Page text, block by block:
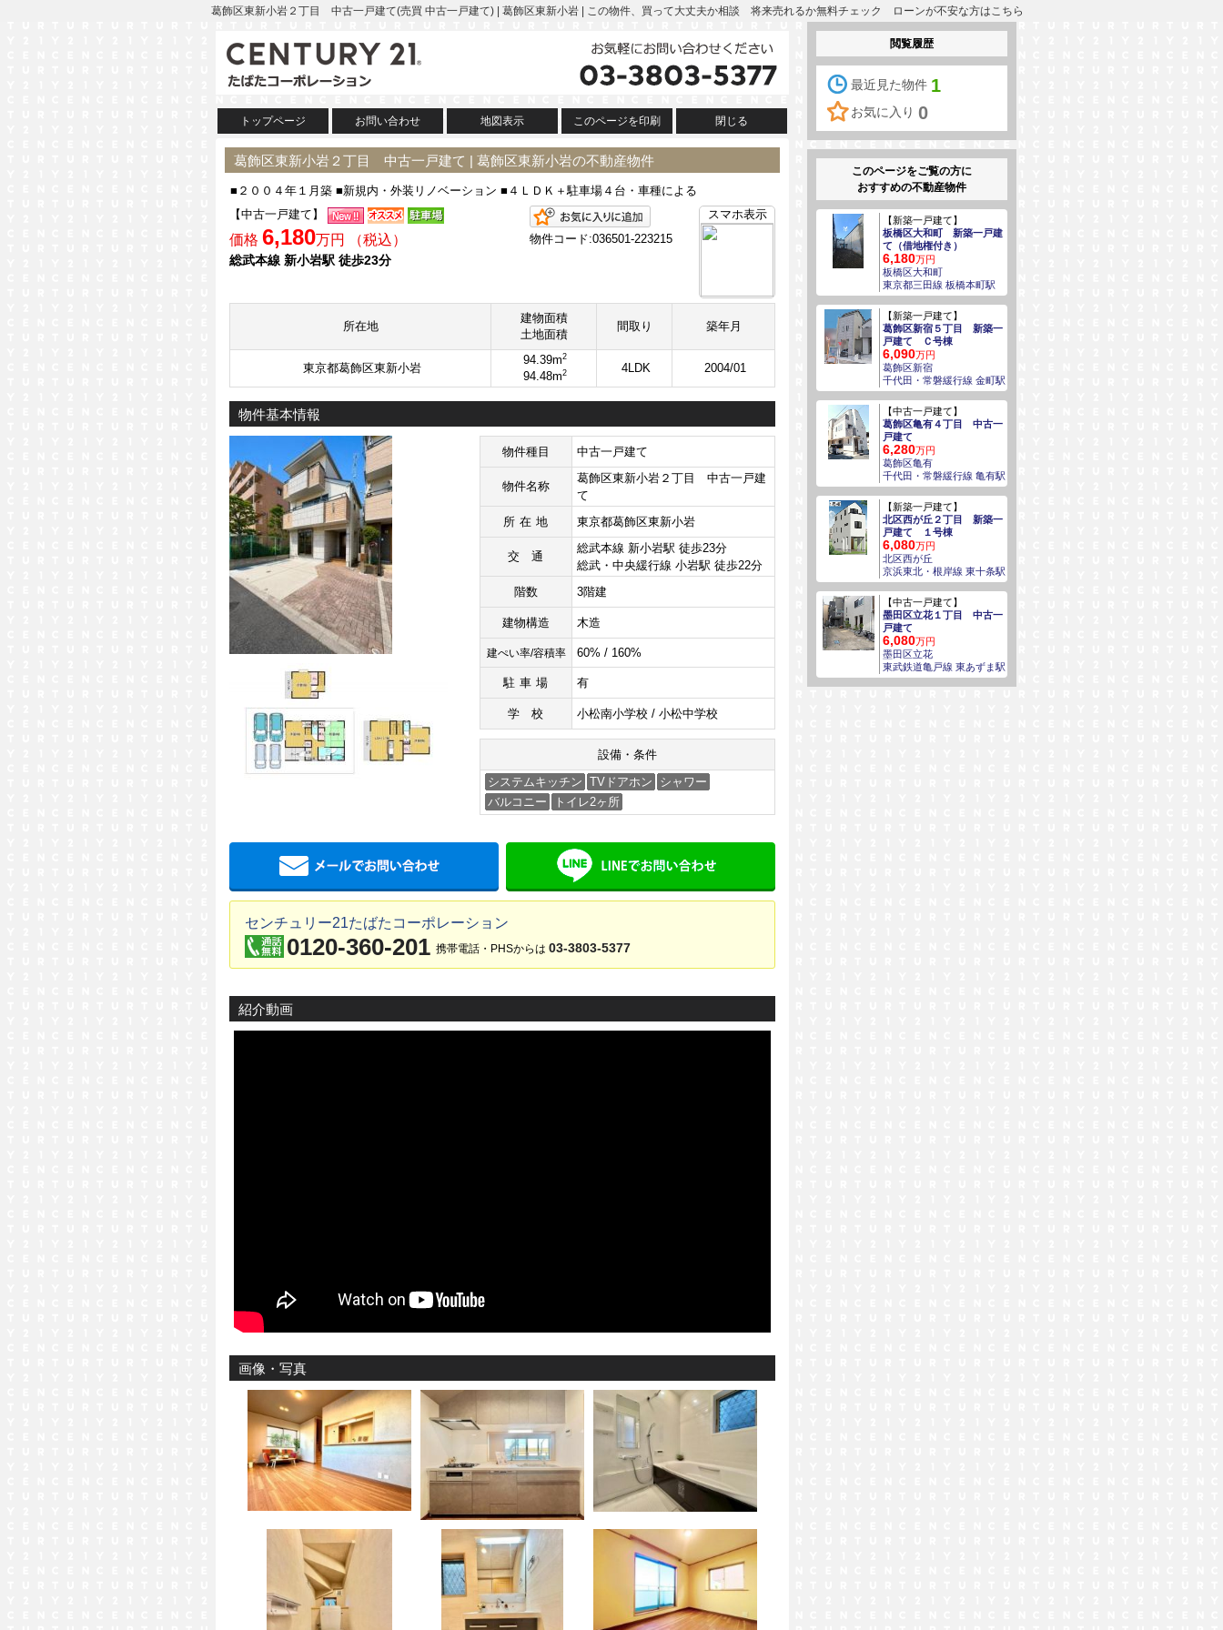
葛飾区東新小岩２丁目 中古一戸建て(売買 中古一戸建て) | 葛飾区東新小岩 | この物件、買って大丈夫か相談 将来売れるか無料チェック ローンが不安な方はこちら
トップページ お問い合わせ 地図表示 このページを印刷 閉じる
葛飾区東新小岩２丁目 中古一戸建て | 葛飾区東新小岩の不動産物件
■２００４年１月築 ■新規内・外装リノベーション ■４ＬＤＫ＋駐車場４台・車種による
【中古一戸建て】
価格 6,180万円 （税込）
総武本線 新小岩駅 徒歩23分
スマホ表示
お気に入りに追加
物件コード:036501-223215
所在地
建物面積
土地面積
間取り 築年月
東京都葛飾区東新小岩
94.39m2
94.48m2 4LDK 2004/01
物件基本情報
物件種目 中古一戸建て
物件名称
葛飾区東新小岩２丁目 中古一戸建
て
所在地
東京都葛飾区東新小岩
交通
総武本線 新小岩駅 徒歩23分
総武・中央緩行線 小岩駅 徒歩22分
階数
3階建
建物構造 木造
建ぺい率/容積率 60% / 160%
駐車場 有
学校 小松南小学校 / 小松中学校
設備・条件
システムキッチン TVドアホン
シャワー
バルコニー
トイレ2ヶ所
メールでお問い合わせ
センチュリー21たばたコーポレーション
0120-360-201 携帯電話・PHSからは 03-3803-5377
紹介動画
画像・写真
閲覧履歴
最近見た物件 1
お気に入り 0
このページをご覧の方に
おすすめの不動産物件
【新築一戸建て】
板橋区大和町 新築一戸建
て（借地権付き）
6,180万円
板橋区大和町
東京都三田線 板橋本町駅
【新築一戸建て】
葛飾区新宿５丁目 新築一
戸建て Ｃ号棟
6,090万円
葛飾区新宿
千代田・常磐緩行線 金町駅
【中古一戸建て】
葛飾区亀有４丁目 中古一
戸建て
6,280万円
葛飾区亀有
千代田・常磐緩行線 亀有駅
【新築一戸建て】
北区西が丘２丁目 新築一
戸建て １号棟
6,080万円
北区西が丘
京浜東北・根岸線 東十条駅
【中古一戸建て】
墨田区立花１丁目 中古一
戸建て
6,080万円
墨田区立花
東武鉄道亀戸線 東あずま駅